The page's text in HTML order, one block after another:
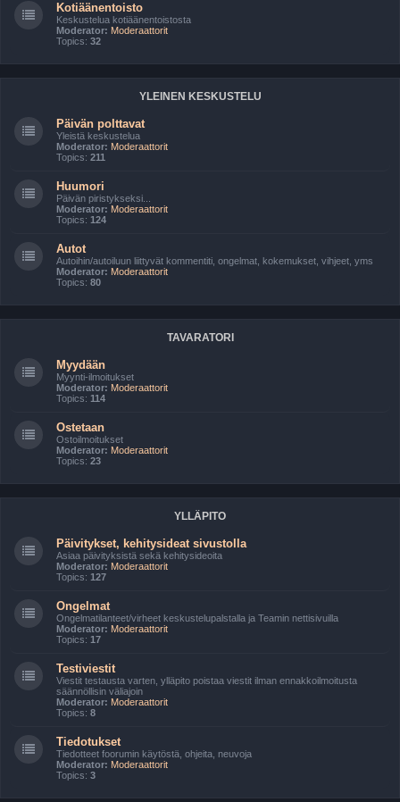
Kotiäänentoisto
Keskustelua kotiäänentoistosta
Moderator: Moderaattorit
Topics: 32
YLEINEN KESKUSTELU
Päivän polttavat
Yleistä keskustelua
Moderator: Moderaattorit
Topics: 211
Huumori
Päivän piristykseksi...
Moderator: Moderaattorit
Topics: 124
Autot
Autoihin/autoiluun liittyvät kommentiti, ongelmat, kokemukset, vihjeet, yms
Moderator: Moderaattorit
Topics: 80
TAVARATORI
Myydään
Myynti-ilmoitukset
Moderator: Moderaattorit
Topics: 114
Ostetaan
Ostoilmoitukset
Moderator: Moderaattorit
Topics: 23
YLLÄPITO
Päivitykset, kehitysideat sivustolla
Asiaa päivityksistä sekä kehitysideoita
Moderator: Moderaattorit
Topics: 127
Ongelmat
Ongelmatilanteet/virheet keskustelupalstalla ja Teamin nettisivuilla
Moderator: Moderaattorit
Topics: 17
Testiviestit
Viestit testausta varten, ylläpito poistaa viestit ilman ennakkoilmoitusta
säännöllisin väliajoin
Moderator: Moderaattorit
Topics: 8
Tiedotukset
Tiedotteet foorumin käytöstä, ohjeita, neuvoja
Moderator: Moderaattorit
Topics: 3